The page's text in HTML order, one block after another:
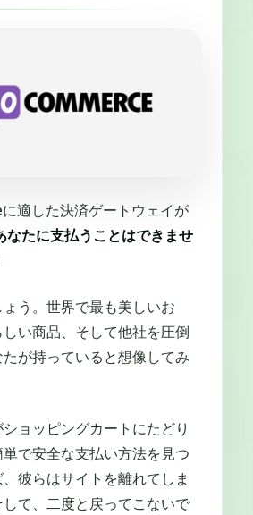
適した決済ゲートウェイが
なたに支払うことはできませ
う。世界で最も美しいお
い商品、そして他社を圧倒
が持っていると想像してみ
ョッピングカートにたどり
で安全な支払い方法を見つ
彼らはサイトを離れてしま
して、二度と戻ってこないで